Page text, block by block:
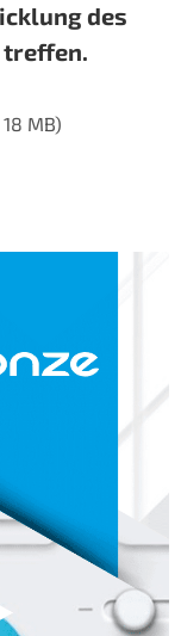
des
treffen.
MB)